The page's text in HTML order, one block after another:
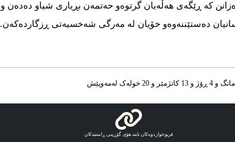
کە ڕێگەی هەڵەیان گرتوەو حەتمەن بڕیاری شیاو دەدەن و
دەستێننەوەو خۆیان لە مەرگی شەخسیەتی ڕزگاردەکەن.
فریوخواردوەکان نابنە هۆی گۆڕینی ڕاستیەکان